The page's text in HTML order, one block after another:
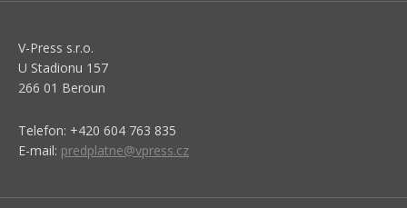
V-Press s.r.o.
U Stadionu 157
266 01 Beroun
Telefon: +420 604 763 835
E-mail: predplatne@vpress.cz